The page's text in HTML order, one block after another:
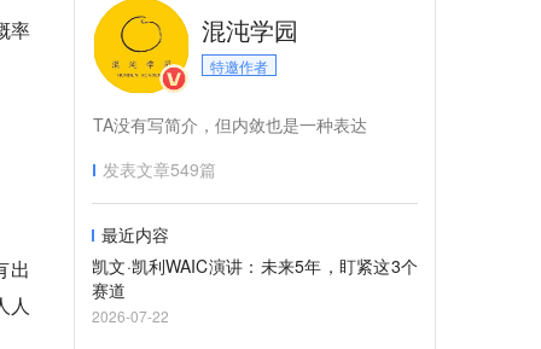
率
出
人
混沌学园
特邀作者
TA没有写简介，但内敛也是一种表达
发表文章549篇
最近内容
凯文·凯利WAIC演讲：未来5年，盯紧这3个
赛道
2026-07-22